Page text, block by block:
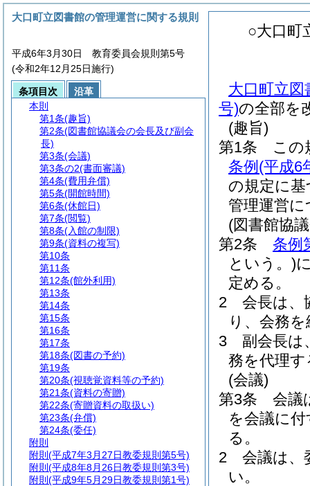
○大口町
大口町立
号)の全部を
(趣旨)
第1条
この
条例 (平成6
の規定に
管理運営
(図書館協
第2条
条例
という。)
定める。
2
会長は、
り、会務
3
副会長は
務を代理す
(会議)
第3条
会議
を会議に
る。
2
会議は、
い。
大口町立図書館の管理運営に関する規則
平成6年3月30日 教育委員会規則第5号
(令和2年12月25日施行)
条項目次
沿革
本則
第1条(趣旨)
第2条(図書館協議会の会長及び副会
長)
第3条(会議)
第3条の2(書面審議)
第4条(費用弁償)
第5条(開館時間)
第6条(休館日)
第7条(閲覧)
第8条(入館の制限)
第9条(資料の複写)
第10条
第11条
第12条(館外利用)
第13条
第14条
第15条
第16条
第17条
第18条(図書の予約)
第19条
第20条(視聴覚資料等の予約)
第21条(資料の寄贈)
第22条(寄贈資料の取扱い)
第23条(弁償)
第24条(委任)
附則
附則 (平成7年3月27日教委規則第5号)
附則 (平成8年8月26日教委規則第3号)
附則 (平成9年5月29日教委規則第1号)